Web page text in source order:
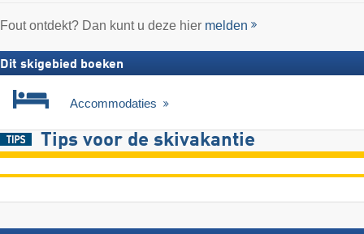
Fout ontdekt? Dan kunt u deze hier melden
Dit skigebied boeken
Accommodaties
Tips voor de skivakantie